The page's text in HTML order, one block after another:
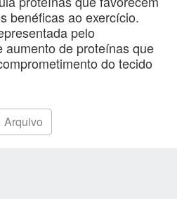
benéficas ao exercício.
pelo
aumento de proteínas que
do tecido
Arquivo